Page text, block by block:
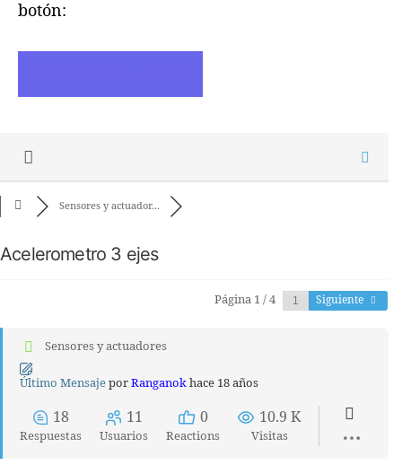
botón:
Sensores y actuador...
Acelerometro 3 ejes
Página 1 / 4 Siguiente
Sensores y actuadores
Último MensajeporRanganokhace 18 años
18
Respuestas
11
Usuarios
0
Reactions
10.9 K
Visitas